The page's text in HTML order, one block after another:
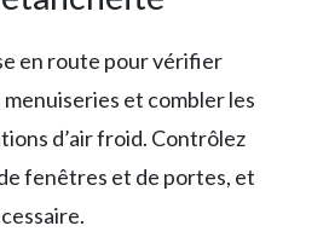
en route pour vérifier
et combler les
d’air froid. Contrôlez
fenêtres et de portes, et